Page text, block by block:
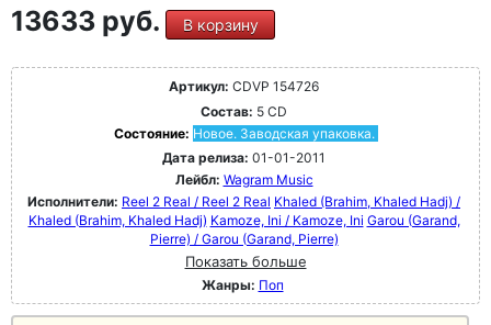
13633 руб. В корзину
Артикул: CDVP 154726
Состав: 5 CD
Состояние: Новое. Заводская упаковка.
Дата релиза: 01-01-2011
Лейбл: Wagram Music
Исполнители: Reel 2 Real / Reel 2 Real Khaled (Brahim, Khaled Hadj) /
Khaled (Brahim, Khaled Hadj) Kamoze, Ini / Kamoze, Ini Garou (Garand,
Pierre) / Garou (Garand, Pierre)
Показать больше
Жанры: Поп